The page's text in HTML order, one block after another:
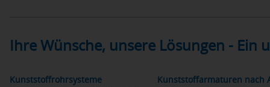
Ihre Wünsche, unsere Lösungen -
Kunststoffrohrsysteme Kunststoffarmaturen nach